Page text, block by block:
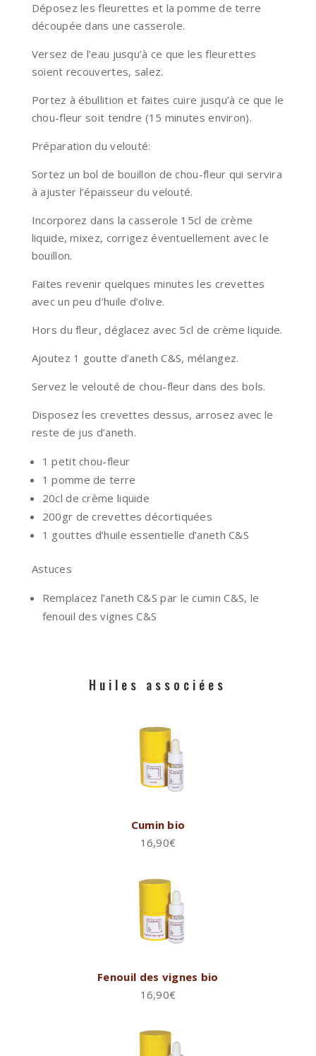
Déposez les fleurettes et la pomme de terre
découpée dans une casserole.
Versez de l’eau jusqu’à ce que les fleurettes
soient recouvertes, salez.
Portez à ébullition et faites cuire jusqu’à ce que le
chou-fleur soit tendre (15 minutes environ).
Préparation du velouté:
Sortez un bol de bouillon de chou-fleur qui servira
à ajuster l’épaisseur du velouté.
Incorporez dans la casserole 15cl de crème
liquide, mixez, corrigez éventuellement avec le
bouillon.
Faites revenir quelques minutes les crevettes
avec un peu d’huile d’olive.
Hors du fleur, déglacez avec 5cl de crème liquide.
Ajoutez 1 goutte d’aneth C&S, mélangez.
Servez le velouté de chou-fleur dans des bols.
Disposez les crevettes dessus, arrosez avec le
reste de jus d’aneth.
1 petit chou-fleur
1 pomme de terre
20cl de crème liquide
200gr de crevettes décortiquées
1 gouttes d’huile essentielle d’aneth C&S
Astuces
Remplacez l’aneth C&S par le cumin C&S, le
fenouil des vignes C&S
Huiles associées
Cumin bio
16,90€
Fenouil des vignes bio
16,90€